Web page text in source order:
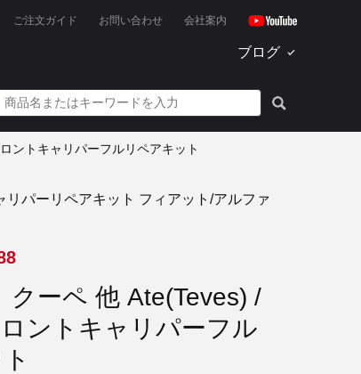
ご注文ガイド お問い合わせ 会社案内
ブログ
ントキャリパーフルリペアキット
リパーリペアキット フィアット/アルファ
クーペ 他 Ate(Teves) /
ントキャリパーフル